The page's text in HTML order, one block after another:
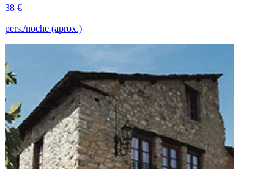
38 €
pers./noche (aprox.)